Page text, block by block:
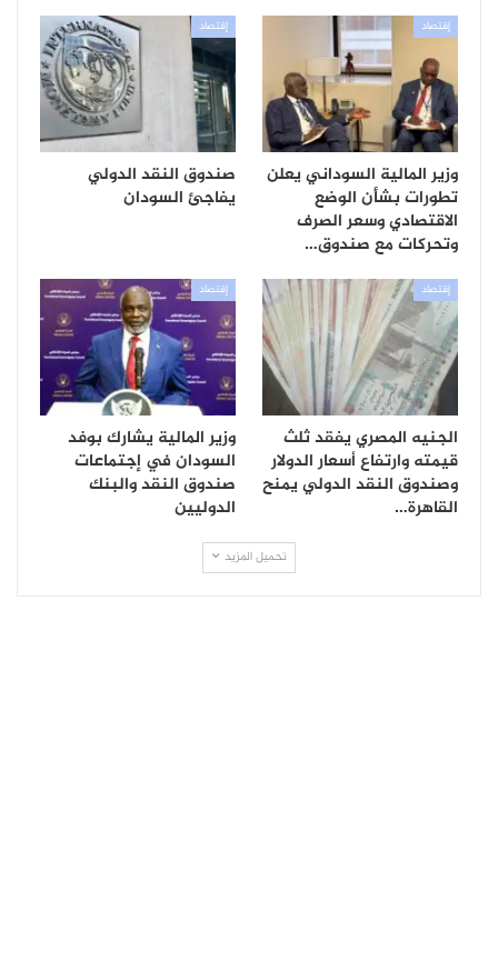
إقتصاد
وزير المالية السوداني يعلن
تطورات بشأن الوضع
الاقتصادي وسعر الصرف
وتحركات مع صندوق…
إقتصاد
صندوق النقد الدولي
يفاجئ السودان
إقتصاد
الجنيه المصري يفقد ثلث
قيمته وارتفاع أسعار الدولار
وصندوق النقد الدولي يمنح
القاهرة…
إقتصاد
وزير المالية يشارك بوفد
السودان في إجتماعات
صندوق النقد والبنك
الدوليين
تحميل المزيد